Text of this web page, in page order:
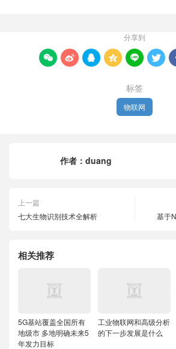
分享到
     
标签
物联网
作者： duang
上一篇
七大生物识别技术全解析
基于
相关推荐
5G基站覆盖全国所有
地级市 多地明确未来5
年发力目标
工业物联网和高级分析
的下一步发展是什么